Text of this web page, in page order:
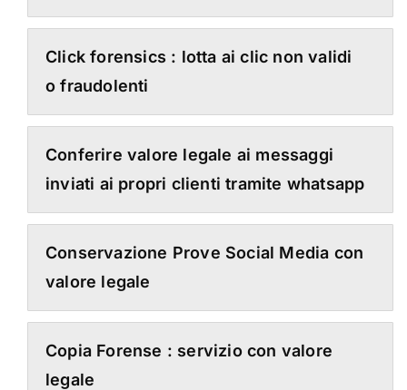
Click forensics : lotta ai clic non validi
o fraudolenti
Conferire valore legale ai messaggi
inviati ai propri clienti tramite whatsapp
Conservazione Prove Social Media con
valore legale
Copia Forense : servizio con valore
legale